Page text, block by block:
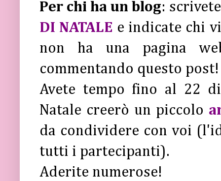
Per chi ha un blog:
DI NATALE e indicate chi
non ha una pagina
commentando questo post!
Avete tempo fino al 22
Natale creerò un piccolo
da condividere con voi
tutti i partecipanti).
Aderite numerose!